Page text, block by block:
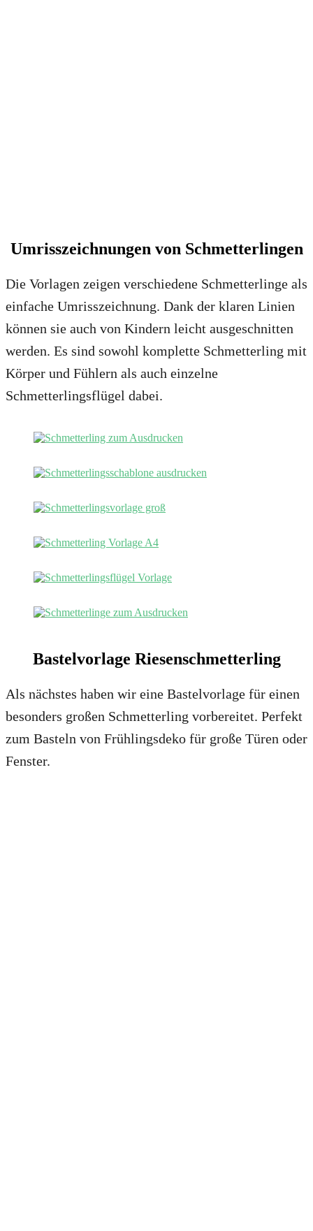
Umrisszeichnungen von Schmetterlingen
Die Vorlagen zeigen verschiedene Schmetterlinge als
einfache Umrisszeichnung. Dank der klaren Linien
können sie auch von Kindern leicht ausgeschnitten
werden. Es sind sowohl komplette Schmetterling mit
Körper und Fühlern als auch einzelne
Schmetterlingsflügel dabei.
Bastelvorlage Riesenschmetterling
Als nächstes haben wir eine Bastelvorlage für einen
besonders großen Schmetterling vorbereitet. Perfekt
zum Basteln von Frühlingsdeko für große Türen oder
Fenster.